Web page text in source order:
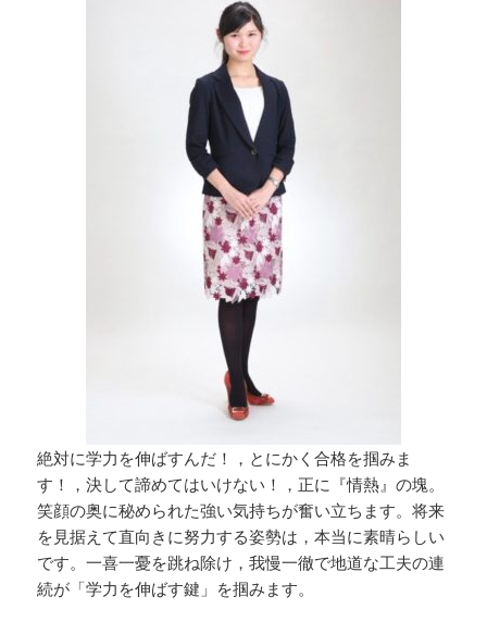
絶対に学力を伸ばすんだ！，とにかく合格を掴みま
す！，決して諦めてはいけない！，正に『情熱』の塊。
笑顔の奥に秘められた強い気持ちが奮い立ちます。将来
を見据えて直向きに努力する姿勢は，本当に素晴らしい
です。一喜一憂を跳ね除け，我慢一徹で地道な工夫の連
続が「学力を伸ばす鍵」を掴みます。